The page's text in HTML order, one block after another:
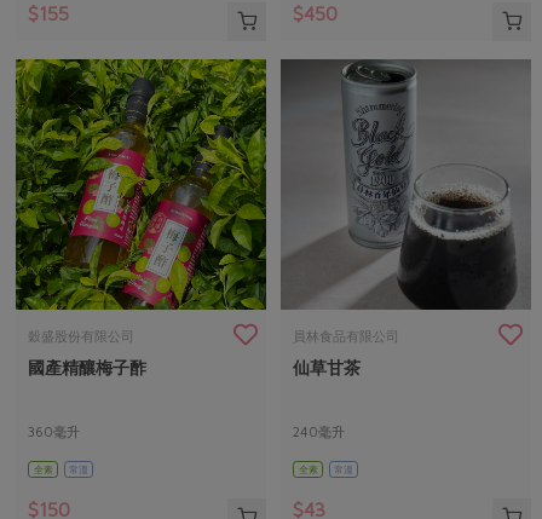
$155 $450
穀盛股份有限公司
國產精釀梅子酢
360毫升
全素 常溫
$150
員林食品有限公司
仙草甘茶
240毫升
全素 常溫
$43